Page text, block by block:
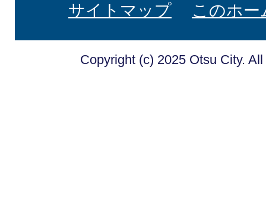
サイトマップ このホ
Copyright (c) 2025 Otsu City.